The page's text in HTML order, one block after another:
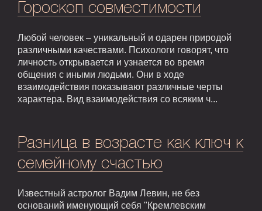
Гороскоп совместимости
Любой человек – уникальный и одарен природой
различными качествами. Психологи говорят, что
личность открывается и узнается во время
общения с иными людьми. Они в ходе
взаимодействия показывают различные черты
характера. Вид взаимодействия со всяким ч...
Разница в возрасте как ключ к
семейному счастью
Известный астролог Вадим Левин, не без
оснований именующий себя "Кремлевским